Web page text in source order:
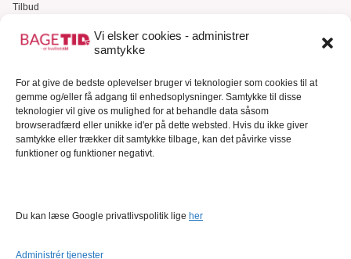
Vi elsker cookies - administrer
samtykke
For at give de bedste oplevelser bruger vi teknologier som cookies til at
gemme og/eller få adgang til enhedsoplysninger. Samtykke til disse
teknologier vil give os mulighed for at behandle data såsom
browseradfærd eller unikke id'er på dette websted. Hvis du ikke giver
samtykke eller trækker dit samtykke tilbage, kan det påvirke visse
funktioner og funktioner negativt.
Du kan læse Google privatlivspolitik lige her
Administrér tjenester
Tilbud
Gavekort
Kundeservice
Kundeservice
FAQ – Ofte stillede spørgsmål
Om Bagetid.dk
Se Fødevarestyrelsens smiley-rapporter